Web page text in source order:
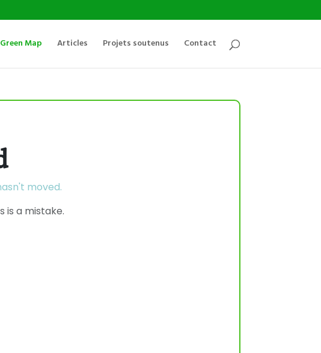
Green Map Articles Projets soutenus Contact